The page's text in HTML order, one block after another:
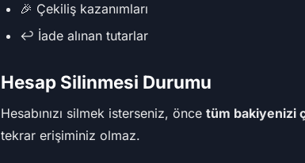
🎉 Çekiliş kazanımları
↩️ İade alınan tutarlar
Hesap Silinmesi Durumu
Hesabınızı silmek isterseniz, önce tüm bakiyenizi
tekrar erişiminiz olmaz.